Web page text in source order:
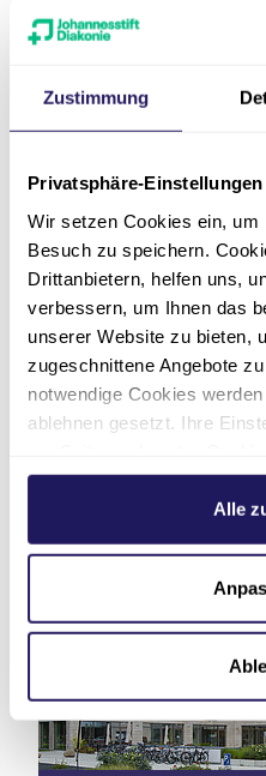
Zustimmung
Privatsphäre-Einstellungen
Wir setzen Cookies ein, um
Besuch zu speichern.
Drittanbietern, helfen uns,
verbessern, um Ihnen das
unserer Website zu bieten,
zugeschnittene Angebote
notwendige Cookies
ablehnen gesetzt. Ihre
Weitere Informationen
.
Alle
Leistungen,
Wahlleistungen
Wahlleistung
Wertsachen
Gegenstände
Kontakt